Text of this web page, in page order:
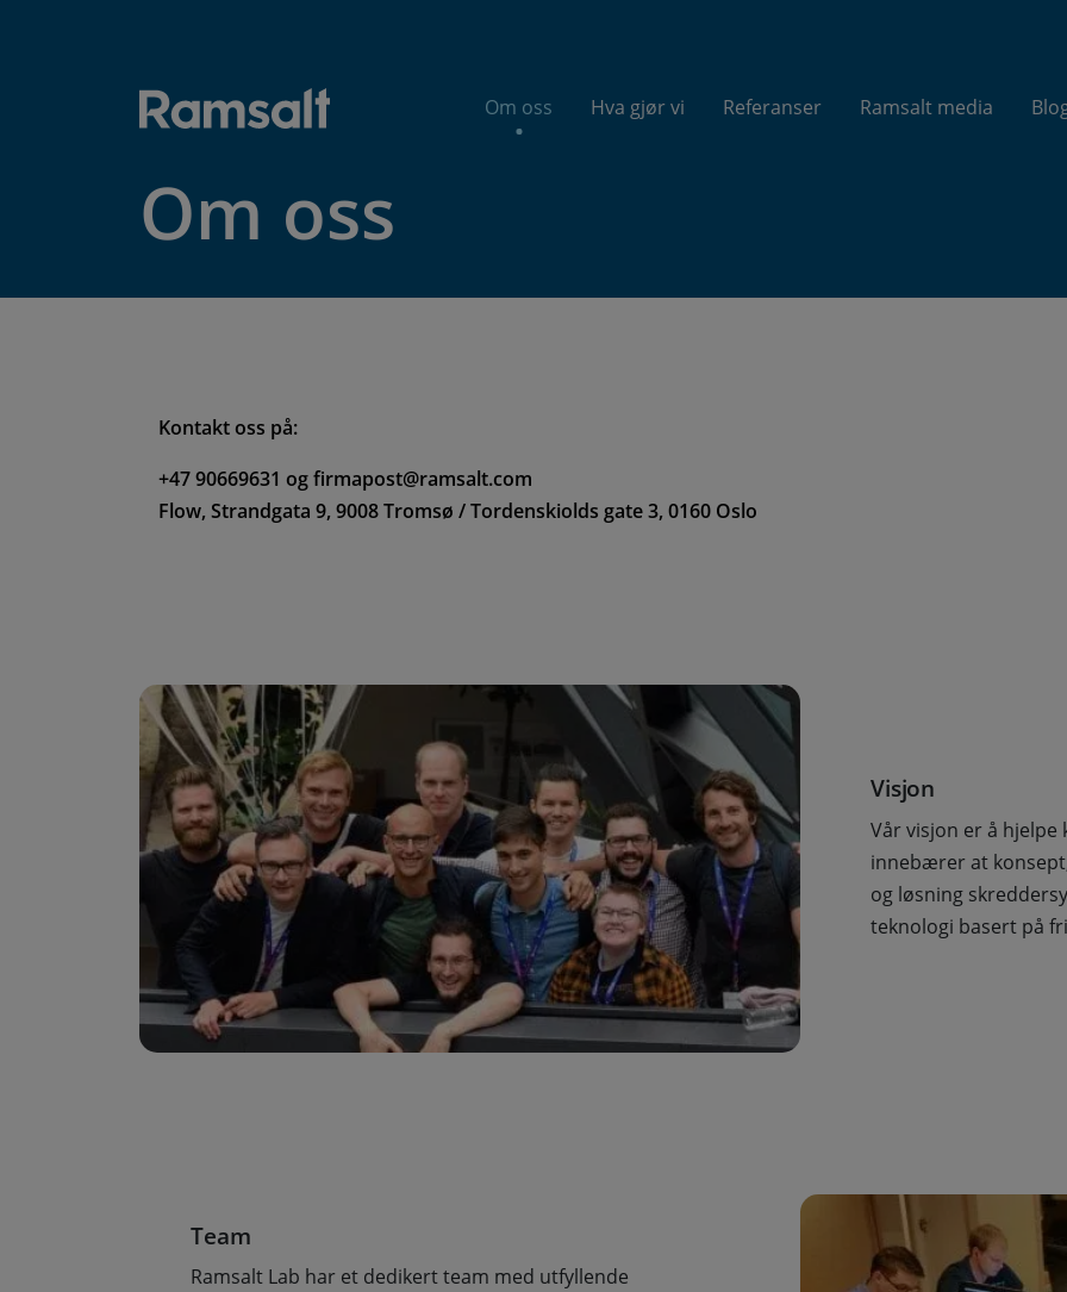
Om oss
Hva gjør vi Referanser Ramsalt media
Om oss
Kontakt oss på:
+47 90669631 og firmapost@ramsalt.com
Flow, Strandgata 9, 9008 Tromsø / Tordenskiolds gate 3, 0160 Oslo
Visjon
Vår visjon er å
innebærer at
og løsning
teknologi basert på
Team
Ramsalt Lab har et dedikert team med utfyllende